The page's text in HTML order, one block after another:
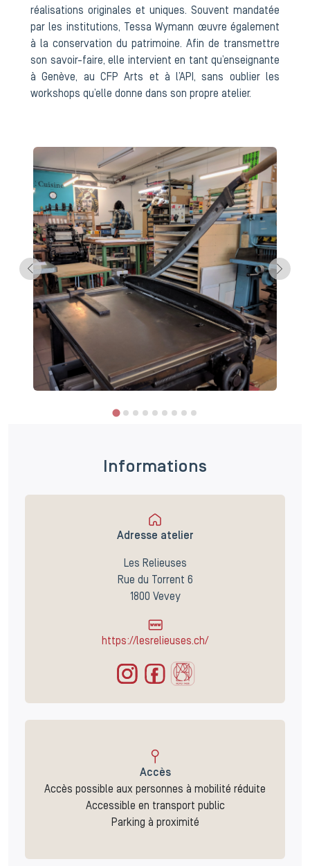
réalisations originales et uniques. Souvent mandatée
par les institutions, Tessa Wymann œuvre également
à la conservation du patrimoine. Afin de transmettre
son savoir-faire, elle intervient en tant qu’enseignante
à Genève, au CFP Arts et à l’API, sans oublier les
workshops qu’elle donne dans son propre atelier.
Informations
Adresse atelier
Les Relieuses
Rue du Torrent 6
1800 Vevey
https://lesrelieuses.ch/
Accès
Accès possible aux personnes à mobilité réduite
Accessible en transport public
Parking à proximité